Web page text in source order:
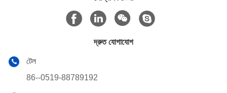
দ্রুত যোগাযোগ
টেল
86--0519-88789192